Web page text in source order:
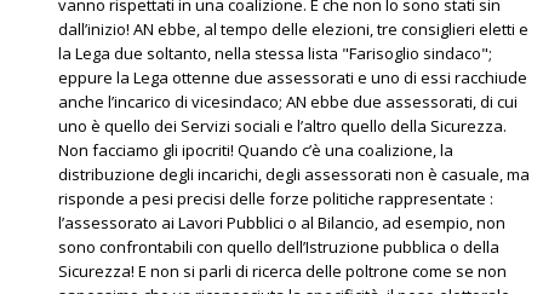
vanno rispettati in una coalizione. E che non lo sono stati sin
dall’inizio! AN ebbe, al tempo delle elezioni, tre consiglieri eletti e
la Lega due soltanto, nella stessa lista "Farisoglio sindaco";
eppure la Lega ottenne due assessorati e uno di essi racchiude
anche l’incarico di vicesindaco; AN ebbe due assessorati, di cui
uno è quello dei Servizi sociali e l’altro quello della Sicurezza.
Non facciamo gli ipocriti! Quando c’è una coalizione, la
distribuzione degli incarichi, degli assessorati non è casuale, ma
risponde a pesi precisi delle forze politiche rappresentate :
l’assessorato ai Lavori Pubblici o al Bilancio, ad esempio, non
sono confrontabili con quello dell’Istruzione pubblica o della
Sicurezza! E non si parli di ricerca delle poltrone come se non